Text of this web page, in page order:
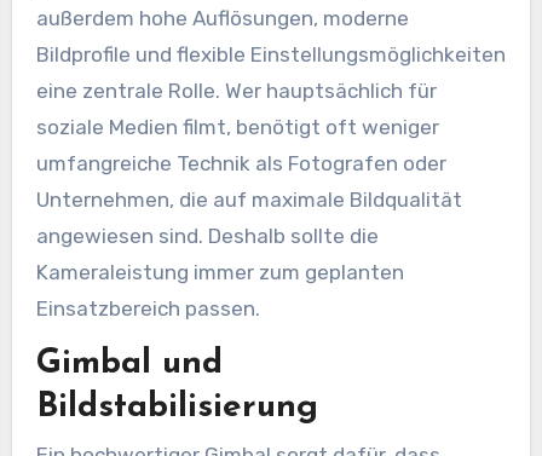
außerdem hohe Auflösungen, moderne
Bildprofile und flexible Einstellungsmöglichkeiten
eine zentrale Rolle. Wer hauptsächlich für
soziale Medien filmt, benötigt oft weniger
umfangreiche Technik als Fotografen oder
Unternehmen, die auf maximale Bildqualität
angewiesen sind. Deshalb sollte die
Kameraleistung immer zum geplanten
Einsatzbereich passen.
Gimbal und
Bildstabilisierung